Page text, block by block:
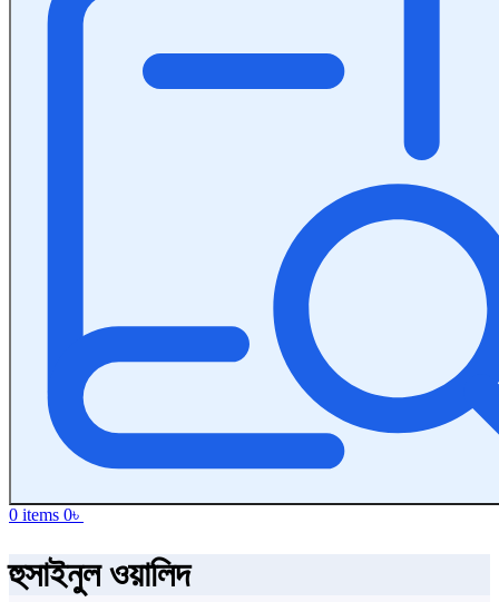
0 items 0৳
হুসাইনুল ওয়ালিদ